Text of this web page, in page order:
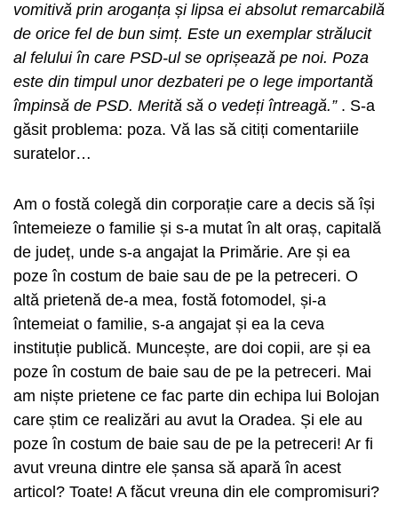
vomitivă prin aroganța și lipsa ei absolut remarcabilă
de orice fel de bun simț. Este un exemplar strălucit
al felului în care PSD-ul se oprișează pe noi. Poza
este din timpul unor dezbateri pe o lege importantă
împinsă de PSD. Merită să o vedeți întreagă.”. S-a
găsit problema: poza. Vă las să citiți comentariile
suratelor…
Am o fostă colegă din corporație care a decis să își
întemeieze o familie și s-a mutat în alt oraș, capitală
de județ, unde s-a angajat la Primărie. Are și ea
poze în costum de baie sau de pe la petreceri. O
altă prietenă de-a mea, fostă fotomodel, și-a
întemeiat o familie, s-a angajat și ea la ceva
instituție publică. Muncește, are doi copii, are și ea
poze în costum de baie sau de pe la petreceri. Mai
am niște prietene ce fac parte din echipa lui Bolojan
care știm ce realizări au avut la Oradea. Și ele au
poze în costum de baie sau de pe la petreceri! Ar fi
avut vreuna dintre ele șansa să apară în acest
articol? Toate! A făcut vreuna din ele compromisuri?